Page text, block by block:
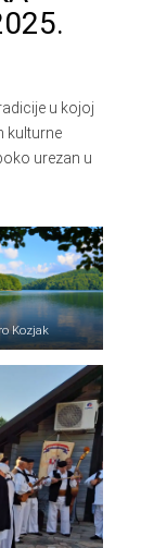
u kojoj
kulturne
urezan u
Kozjak